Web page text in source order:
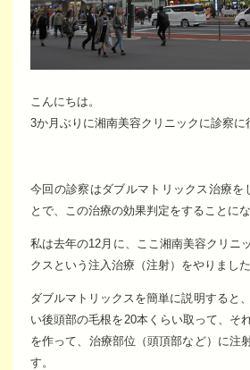
こんにちは。
3か月ぶりに湘南美容クリニックに診察に
今回の診察はダブルマトリックス治療を
とで、この治療の効果判定をすることにな
私は去年の12月に、ここ湘南美容クリニ
クスという注入治療（注射）をやりました
ダブルマトリックスを簡単に説明すると
い後頭部の毛根を20本くらい取って、そ
を作って、治療部位（頭頂部など）に注
す。